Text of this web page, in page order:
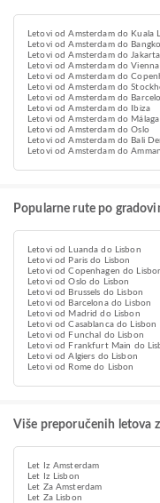
Letovi od Amsterdam do Kuala
Letovi od Amsterdam do
Letovi od Amsterdam do Jakarta
Letovi od Amsterdam do Vienna
Letovi od Amsterdam do
Letovi od Amsterdam do
Letovi od Amsterdam do
Letovi od Amsterdam do Ibiza
Letovi od Amsterdam do Málaga
Letovi od Amsterdam do Oslo
Letovi od Amsterdam do Bali
Letovi od Amsterdam do Amman
Popularne rute po
Letovi od Luanda do Lisbon
Letovi od Paris do Lisbon
Letovi od Copenhagen do
Letovi od Oslo do Lisbon
Letovi od Brussels do Lisbon
Letovi od Barcelona do Lisbon
Letovi od Madrid do Lisbon
Letovi od Casablanca do Lisbon
Letovi od Funchal do Lisbon
Letovi od Frankfurt Main do
Letovi od Algiers do Lisbon
Letovi od Rome do Lisbon
Više preporučenih letova
Let Iz Amsterdam
Let Iz Lisbon
Let Za Amsterdam
Let Za Lisbon